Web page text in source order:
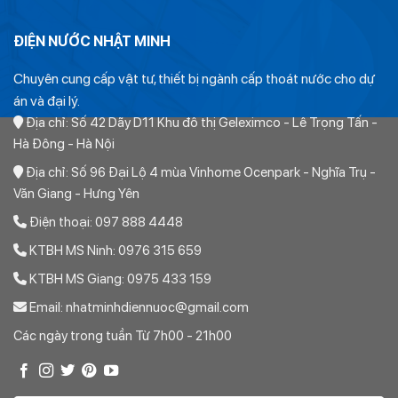
Ống PVC tiền phong chỉ có các đường kính sau: 21, 27, 34,
42, 48. 60, 75, 90, 110, 125, 140, 160, 180. 200, 225, 280,
315, 355. 400, 450, 500, Hết. Ngoài ra không có bất kỳ
đường kính nào khác. Do đó khi khách hàng gửi yêu cầu báo
giá có các đường kính gần đúng chúng tôi sẽ quy đổi về các
đường kính trên.
ĐIỆN NƯỚC NHẬT MINH
Chuyên cung cấp vật tư, thiết bị ngành cấp thoát nước cho dự
án và đại lý.
Địa chỉ: Số 42 Dãy D11 Khu đô thị Geleximco - Lê Trọng Tấn -
Hà Đông - Hà Nội
Địa chỉ: Số 96 Đại Lộ 4 mùa Vinhome Ocenpark - Nghĩa Trụ -
Văn Giang - Hưng Yên
Điện thoại: 097 888 4448
KTBH MS Ninh: 0976 315 659
KTBH MS Giang: 0975 433 159
Email: nhatminhdiennuoc@gmail.com
Các ngày trong tuần Từ 7h00 - 21h00